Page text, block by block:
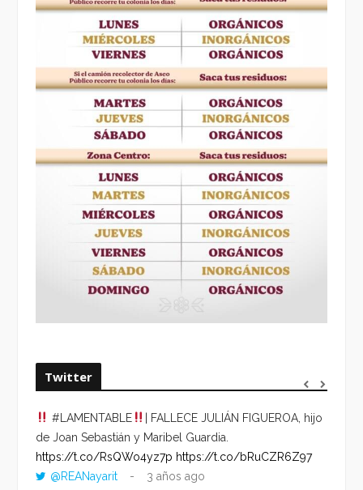
Twitter
#LAMENTABLE
| FALLECE JULIÁN FIGUEROA, hijo
de Joan Sebastián y Maribel Guardia.
https://t.co/RsQWo4yz7p https://t.co/bRuCZR6Z97
@REANayarit
3 años ago